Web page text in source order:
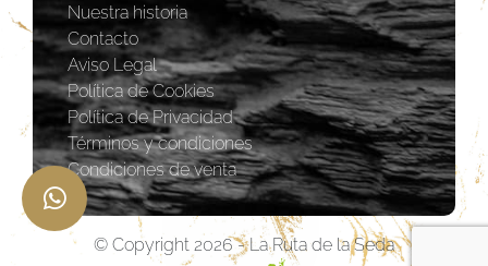
Nuestra historia
Contacto
Aviso Legal
Política de Cookies
Política de Privacidad
Términos y condiciones
Condiciones de venta
© Copyright 2026 - La Ruta de la Seda